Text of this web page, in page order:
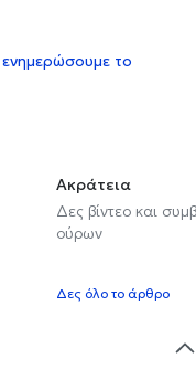
ενημερώσουμε το
Ακράτεια
Δες βίντεο και
ούρων
Δες όλο το άρθρο